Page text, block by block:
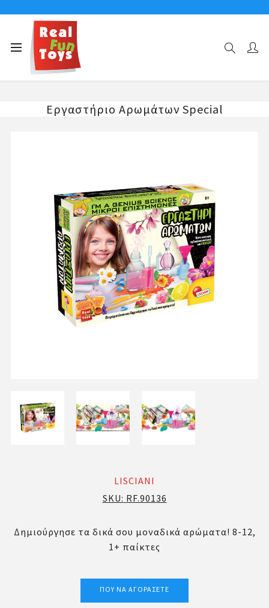
Αρχική σελίδα
Εργαστήριο Αρωμάτων Special
Εργαστήριο Αρωμάτων Special
LISCIANI
SKU: RF.90136
Δημιούργησε τα δικά σου μοναδικά αρώματα! 8-12,
1+ παίκτες
ΠΟΎ ΝΑ ΑΓΟΡΆΣΕΤΕ